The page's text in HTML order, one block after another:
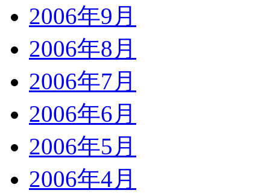
2006年9月
2006年8月
2006年7月
2006年6月
2006年5月
2006年4月